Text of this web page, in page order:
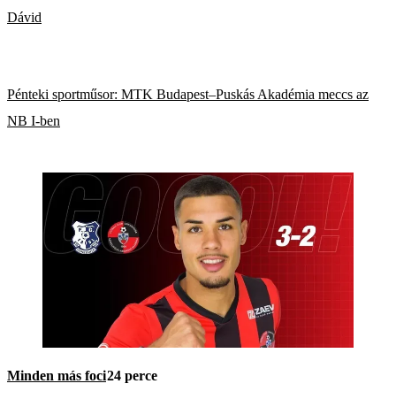
Dávid
Pénteki sportműsor: MTK Budapest–Puskás Akadémia meccs az
NB I-ben
Minden más foci24 perce